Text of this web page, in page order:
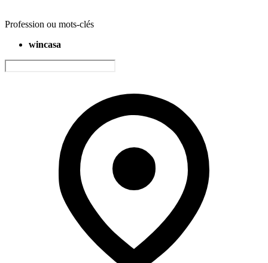
Profession ou mots-clés
wincasa